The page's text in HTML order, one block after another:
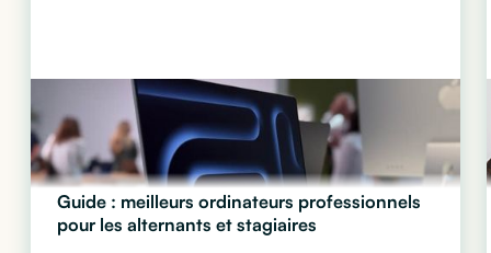
Guide : meilleurs ordinateurs professionnels
pour les alternants et stagiaires